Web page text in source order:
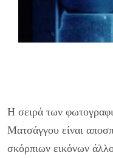
Η σειρά των
Ματσάγγου είναι
σκόρπιων εικόνων